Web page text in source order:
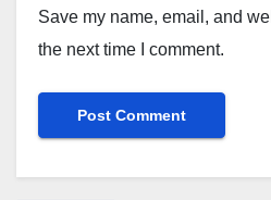
Save my name, email, and
the next time I comment.